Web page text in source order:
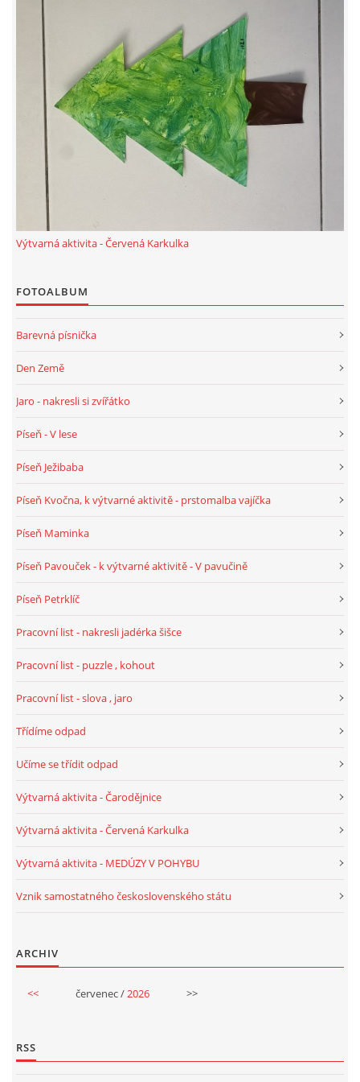
TÝDENNÍ PLÁNY
SMYSLOVÁ AKTIVITA
MONTESSORI AKTIVITA
JÓGOVÉ CVIČENÍ, TYPY, RADY, RECENZE
KALENDÁŘ PRO DĚTI
SVATÝ VÁCLAV
HALLOWEEN
SVATÝ MARTIN
SVATÁ BARBORA 4.12.
MASOPUST
SVĚTOVÝ DEN VODY 22. BŘEZEN
RECENZE NA KNIHY
MIKULÁŠSKÁ NADÍLKA
VÁNOČNÍ TVOŘENÍ
Výtvarná aktivita - Červená Karkulka
FOTOALBUM
Barevná písnička
Den Země
Jaro - nakresli si zvířátko
Píseň - V lese
Píseň Ježibaba
Píseň Kvočna, k výtvarné aktivitě - prstomalba vajíčka
Píseň Maminka
Píseň Pavouček - k výtvarné aktivitě - V pavučině
Píseň Petrklíč
Pracovní list - nakresli jadérka šišce
Pracovní list - puzzle , kohout
Pracovní list - slova , jaro
Třídíme odpad
Učíme se třídit odpad
Výtvarná aktivita - Čarodějnice
Výtvarná aktivita - Červená Karkulka
Výtvarná aktivita - MEDÚZY V POHYBU
Vznik samostatného československého státu
ARCHIV
<< červenec /2026 >>
RSS